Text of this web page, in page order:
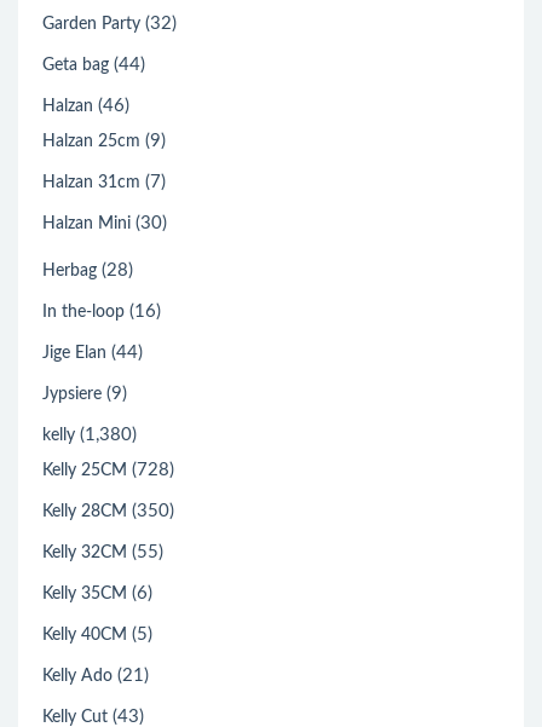
Garden Party (32)
Geta bag (44)
Halzan (46)
Halzan 25cm (9)
Halzan 31cm (7)
Halzan Mini (30)
Herbag (28)
In the-loop (16)
Jige Elan (44)
Jypsiere (9)
kelly (1,380)
Kelly 25CM (728)
Kelly 28CM (350)
Kelly 32CM (55)
Kelly 35CM (6)
Kelly 40CM (5)
Kelly Ado (21)
Kelly Cut (43)